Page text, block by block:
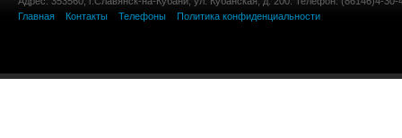
Главная
Контакты Телефоны Политика конфиденциальности